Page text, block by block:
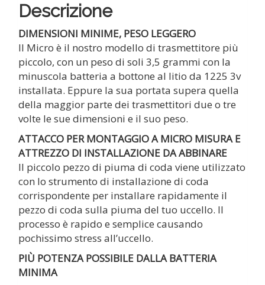
Descrizione
DIMENSIONI MINIME, PESO LEGGERO
Il Micro è il nostro modello di trasmettitore più
piccolo, con un peso di soli 3,5 grammi con la
minuscola batteria a bottone al litio da 1225 3v
installata. Eppure la sua portata supera quella
della maggior parte dei trasmettitori due o tre
volte le sue dimensioni e il suo peso.
ATTACCO PER MONTAGGIO A MICRO MISURA E
ATTREZZO DI INSTALLAZIONE DA ABBINARE
Il piccolo pezzo di piuma di coda viene utilizzato
con lo strumento di installazione di coda
corrispondente per installare rapidamente il
pezzo di coda sulla piuma del tuo uccello. Il
processo è rapido e semplice causando
pochissimo stress all’uccello.
PIÙ POTENZA POSSIBILE DALLA BATTERIA
MINIMA